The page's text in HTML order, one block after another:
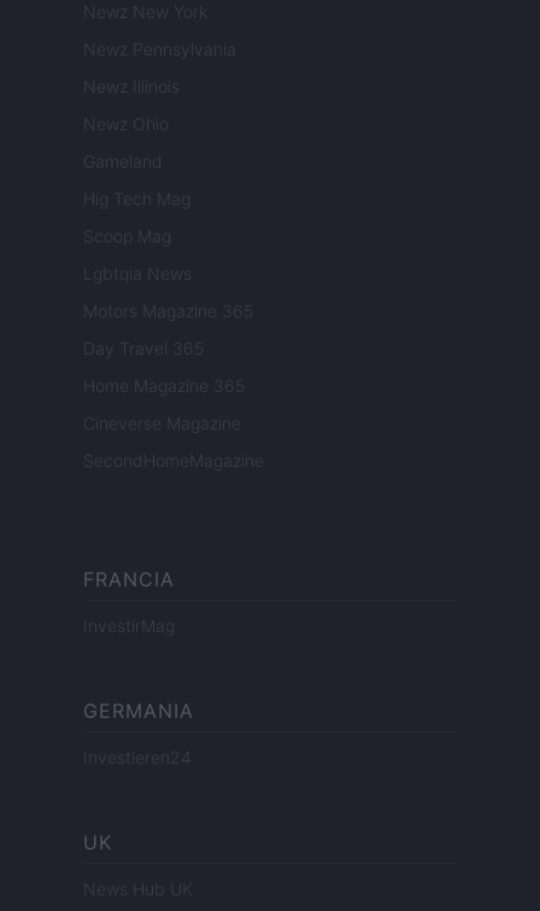
Newz New York
Newz Pennsylvania
Newz Illinois
Newz Ohio
Gameland
Hig Tech Mag
Scoop Mag
Lgbtqia News
Motors Magazine 365
Day Travel 365
Home Magazine 365
Cineverse Magazine
SecondHomeMagazine
FRANCIA
InvestirMag
GERMANIA
Investieren24
UK
News Hub UK